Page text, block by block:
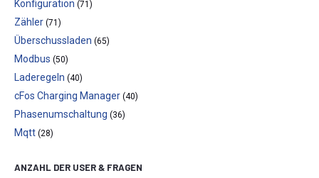
Konfiguration (71)
Zähler (71)
Überschussladen (65)
Modbus (50)
Laderegeln (40)
cFos Charging Manager (40)
Phasenumschaltung (36)
Mqtt (28)
ANZAHL DER USER & FRAGEN